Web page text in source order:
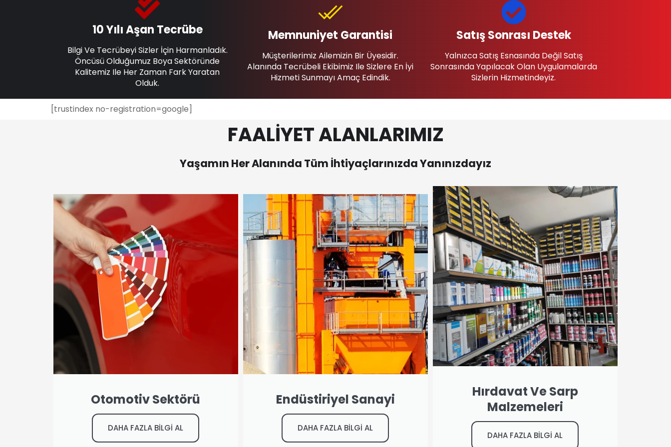
10 Yılı Aşan Tecrübe
Bilgi Ve Tecrübeyi Sizler İçin Harmanladık.
Öncüsü Olduğumuz Boya Sektöründe
Kalitemiz Ile Her Zaman Fark Yaratan
Olduk.
Memnuniyet Garantisi
Müşterilerimiz Ailemizin Bir Üyesidir.
Alanında Tecrübeli Ekibimiz Ile Sizlere En İyi
Hizmeti Sunmayı Amaç Edindik.
Satış Sonrası Destek
Yalnızca Satış Esnasında Değil Satış
Sonrasında Yapılacak Olan Uygulamalarda
Sizlerin Hizmetindeyiz.
[trustindex no-registration=google]
FAALİYET ALANLARIMIZ
Yaşamın Her Alanında Tüm İhtiyaçlarınızda Yanınızdayız
Otomotiv Sektörü
DAHA FAZLA BİLGİ AL
Endüstiriyel Sanayi
DAHA FAZLA BİLGİ AL
Hırdavat Ve Sarp
Malzemeleri
DAHA FAZLA BİLGİ AL